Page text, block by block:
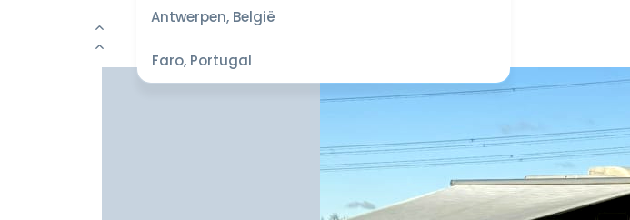
Antwerpen, België
Faro, Portugal